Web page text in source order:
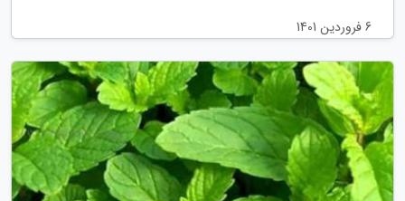
6 فروردین 1401